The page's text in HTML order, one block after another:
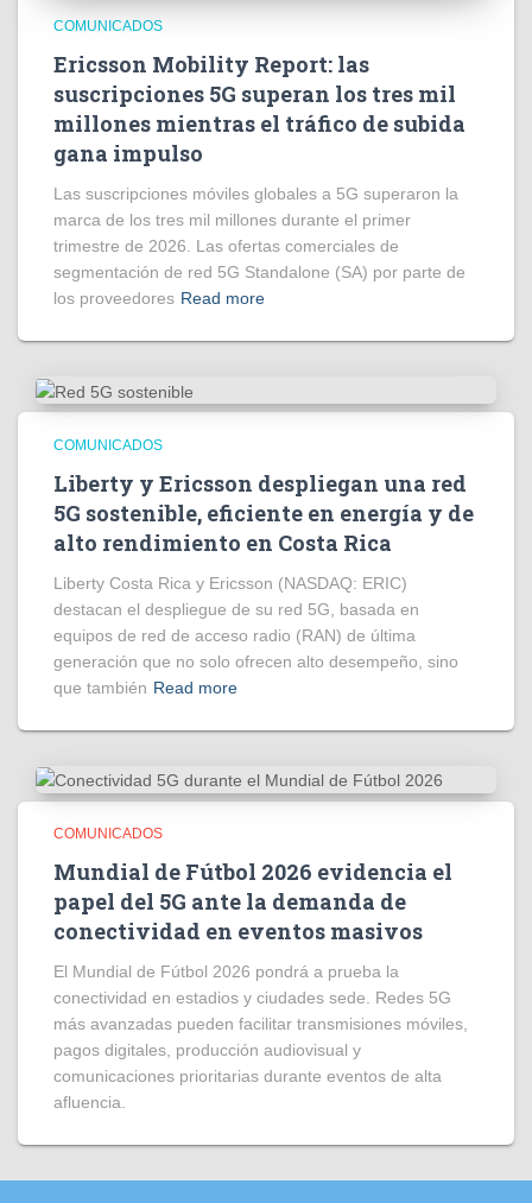
COMUNICADOS
Ericsson Mobility Report: las
suscripciones 5G superan los tres mil
millones mientras el tráfico de subida
gana impulso
Las suscripciones móviles globales a 5G superaron la
marca de los tres mil millones durante el primer
trimestre de 2026. Las ofertas comerciales de
segmentación de red 5G Standalone (SA) por parte de
los proveedores Read more
COMUNICADOS
Liberty y Ericsson despliegan una red
5G sostenible, eficiente en energía y de
alto rendimiento en Costa Rica
Liberty Costa Rica y Ericsson (NASDAQ: ERIC)
destacan el despliegue de su red 5G, basada en
equipos de red de acceso radio (RAN) de última
generación que no solo ofrecen alto desempeño, sino
que también Read more
COMUNICADOS
Mundial de Fútbol 2026 evidencia el
papel del 5G ante la demanda de
conectividad en eventos masivos
El Mundial de Fútbol 2026 pondrá a prueba la
conectividad en estadios y ciudades sede. Redes 5G
más avanzadas pueden facilitar transmisiones móviles,
pagos digitales, producción audiovisual y
comunicaciones prioritarias durante eventos de alta
afluencia.